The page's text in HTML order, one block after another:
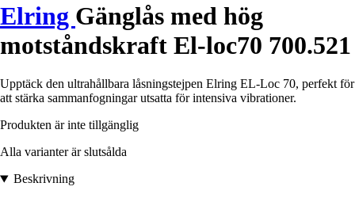
Elring Gänglås med hög
motståndskraft El-loc70 700.521
Upptäck den ultrahållbara låsningstejpen Elring EL-Loc 70, perfekt för
att stärka sammanfogningar utsatta för intensiva vibrationer.
Produkten är inte tillgänglig
Alla varianter är slutsålda
Beskrivning